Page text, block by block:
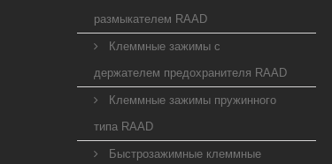
размыкателем RAAD
Клеммные зажимы с
держателем предохранителя RAAD
Клеммные зажимы пружинного
типа RAAD
Быстрозажимные клеммные